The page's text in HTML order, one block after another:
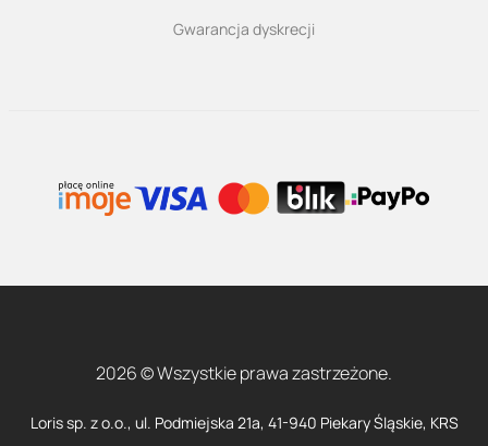
Gwarancja dyskrecji
2026 © Wszystkie prawa zastrzeżone.
Loris sp. z o.o., ul. Podmiejska 21a, 41-940 Piekary Śląskie, KRS